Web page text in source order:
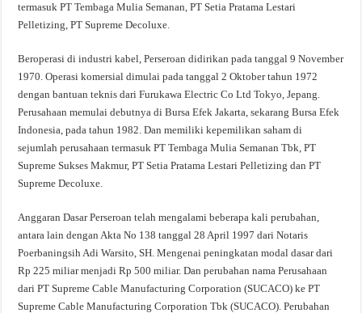
termasuk PT Tembaga Mulia Semanan, PT Setia Pratama Lestari
Pelletizing, PT Supreme Decoluxe.
Beroperasi di industri kabel, Perseroan didirikan pada tanggal 9 November
1970. Operasi komersial dimulai pada tanggal 2 Oktober tahun 1972
dengan bantuan teknis dari Furukawa Electric Co Ltd Tokyo, Jepang.
Perusahaan memulai debutnya di Bursa Efek Jakarta, sekarang Bursa Efek
Indonesia, pada tahun 1982. Dan memiliki kepemilikan saham di
sejumlah perusahaan termasuk PT Tembaga Mulia Semanan Tbk, PT
Supreme Sukses Makmur, PT Setia Pratama Lestari Pelletizing dan PT
Supreme Decoluxe.
Anggaran Dasar Perseroan telah mengalami beberapa kali perubahan,
antara lain dengan Akta No 138 tanggal 28 April 1997 dari Notaris
Poerbaningsih Adi Warsito, SH. Mengenai peningkatan modal dasar dari
Rp 225 miliar menjadi Rp 500 miliar. Dan perubahan nama Perusahaan
dari PT Supreme Cable Manufacturing Corporation (SUCACO) ke PT
Supreme Cable Manufacturing Corporation Tbk (SUCACO). Perubahan